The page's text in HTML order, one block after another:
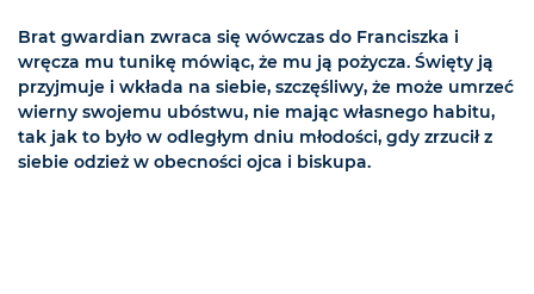
Brat gwardian zwraca się wówczas do Franciszka i
wręcza mu tunikę mówiąc, że mu ją pożycza. Święty ją
przyjmuje i wkłada na siebie, szczęśliwy, że może umrzeć
wierny swojemu ubóstwu, nie mając własnego habitu,
tak jak to było w odległym dniu młodości, gdy zrzucił z
siebie odzież w obecności ojca i biskupa.